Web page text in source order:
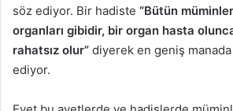
söz ediyor. Bir hadiste “Bütün
organları gibidir, bir organ hasta
rahatsız olur” diyerek en geniş
ediyor.